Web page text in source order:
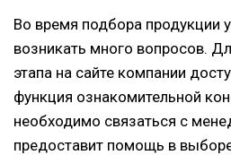
Во время подбора продукции
возникать много вопросов.
этапа на сайте компании
функция ознакомительной
необходимо связаться с
предоставит помощь в